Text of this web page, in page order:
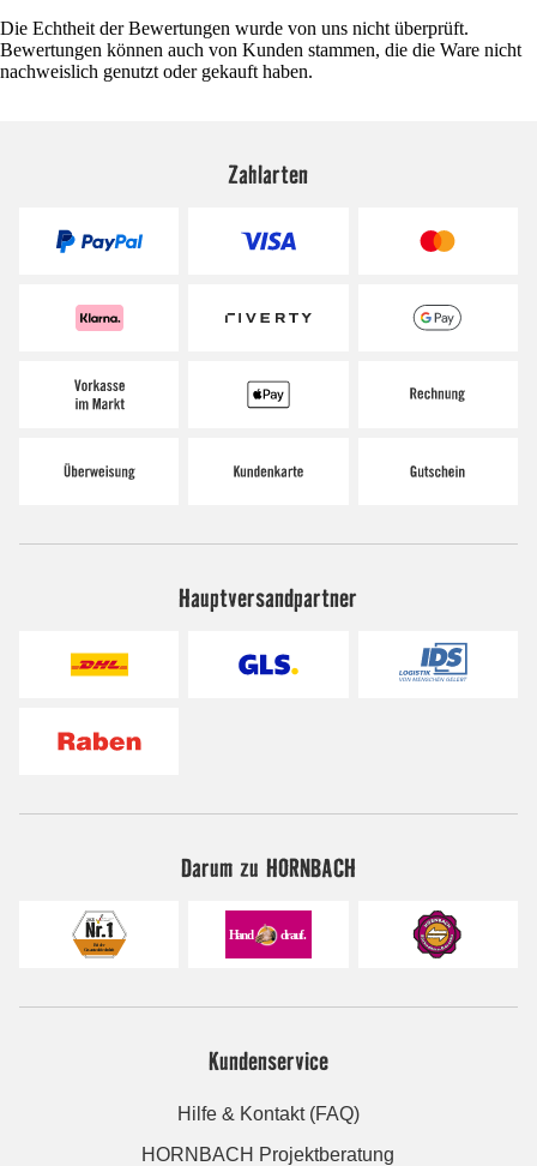
Die Echtheit der Bewertungen wurde von uns nicht überprüft.
Bewertungen können auch von Kunden stammen, die die Ware nicht
nachweislich genutzt oder gekauft haben.
Zahlarten
Hauptversandpartner
Darum zu HORNBACH
Kundenservice
Hilfe & Kontakt (FAQ)
HORNBACH Projektberatung